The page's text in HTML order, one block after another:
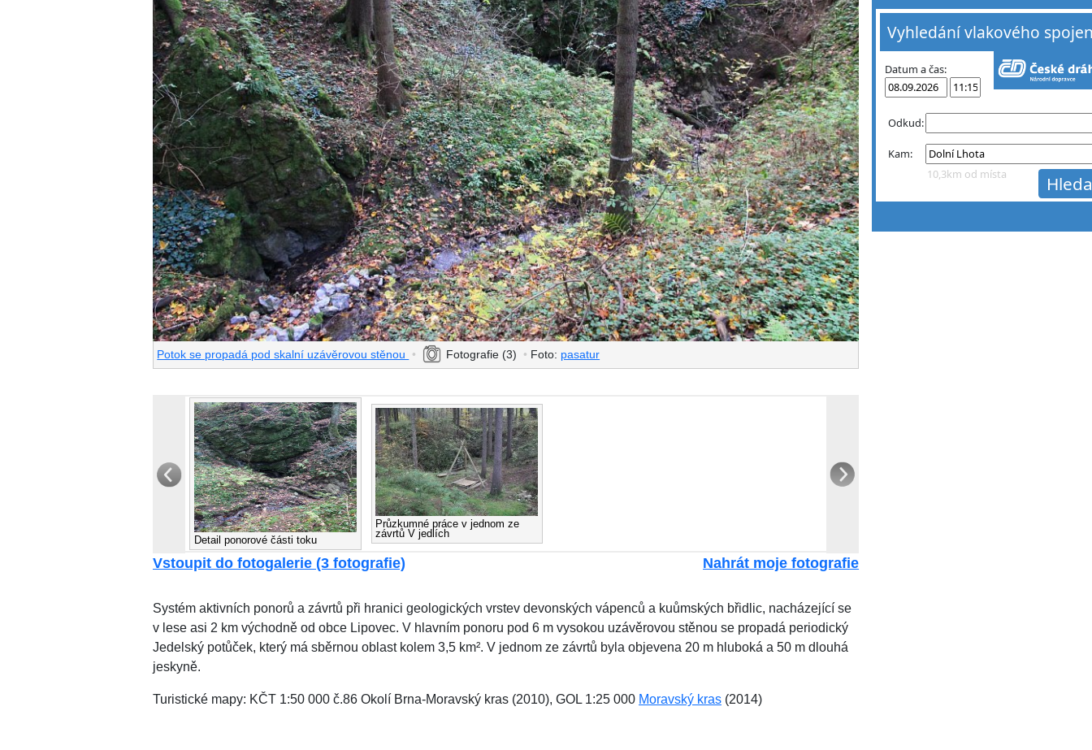
Potok se propadá pod skalní uzávěrovou stěnou • Fotografie (3) • Foto: pasatur
Detail ponorové části toku
Průzkumné práce v jednom ze
závrtů V jedlích
Nahrát moje fotografie
Vstoupit do fotogalerie (3 fotografie)
Systém aktivních ponorů a závrtů při hranici geologických vrstev devonských vápenců a kuůmských břidlic, nacházející se
v lese asi 2 km východně od obce Lipovec. V hlavním ponoru pod 6 m vysokou uzávěrovou stěnou se propadá periodický
Jedelský potůček, který má sběrnou oblast kolem 3,5 km². V jednom ze závrtů byla objevena 20 m hluboká a 50 m dlouhá
jeskyně.
Turistické mapy: KČT 1:50 000 č.86 Okolí Brna-Moravský kras (2010), GOL 1:25 000 Moravský kras (2014)
Vyhledání vlakového
Datum a čas:
Odkud:
Kam:
10,3km od místa